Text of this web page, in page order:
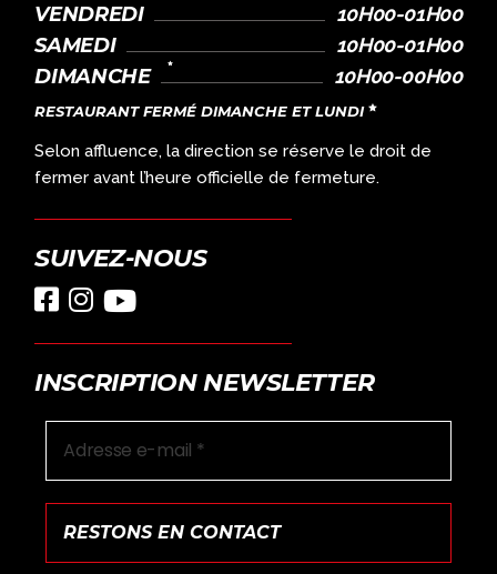
VENDREDI 10H00-01H00
SAMEDI 10H00-01H00
DIMANCHE 10H00-00H00
RESTAURANT FERMÉ DIMANCHE ET LUNDI
Selon affluence, la direction se réserve le droit de
fermer avant l’heure officielle de fermeture.
SUIVEZ-NOUS
INSCRIPTION NEWSLETTER